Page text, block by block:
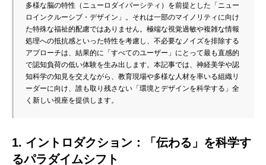
多様な脳の特性（ニューロダイバーシティ）を前提とした「ニュー
ロインクルーシブ・デザイン」。それは一部のマイノリティに向け
た特殊な福祉的配慮ではありません。極端な視覚過敏や複雑な情報
処理への抵抗感といった特性を考慮し、不必要なノイズを排除する
アプローチは、結果的に「すべてのユーザー」にとって最も直感的
で認知負荷の低い体験を生み出します。本記事では、神経美学や認
知科学の知見を交えながら、教育現場や多様な人材を率いる組織リ
ーダーに向け、誰も取り残さない「環境とデザインを科学する」全
く新しい視座を提供します。
1. イントロダクション：「伝わる」を科学す
るパラダイムシフト